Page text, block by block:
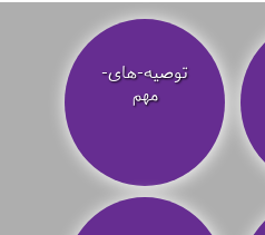
توصیه‌-های-
مهم